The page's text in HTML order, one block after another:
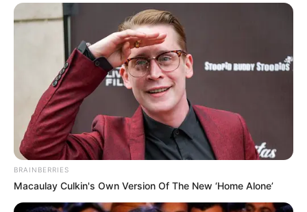
BRAINBERRIES
Macaulay Culkin's Own Version Of The New ‘Home Alone’